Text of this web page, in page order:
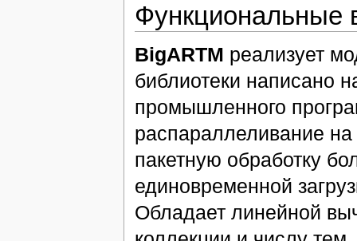
Функциональные
BigARTM реализует
библиотеки написано
промышленного
распараллеливание
пакетную обработку
единовременной
Обладает линейной